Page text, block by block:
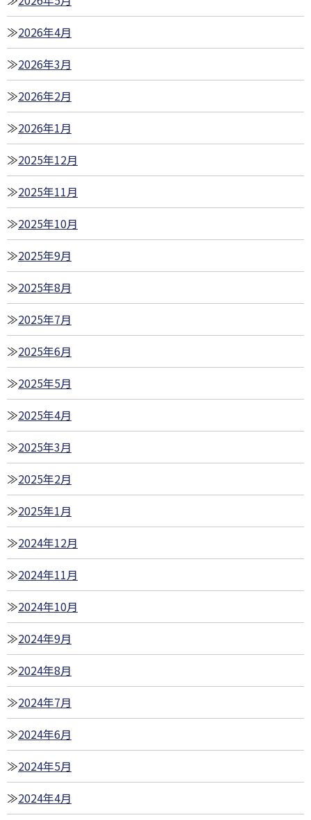
2026年4月
2026年3月
2026年2月
2026年1月
2025年12月
2025年11月
2025年10月
2025年9月
2025年8月
2025年7月
2025年6月
2025年5月
2025年4月
2025年3月
2025年2月
2025年1月
2024年12月
2024年11月
2024年10月
2024年9月
2024年8月
2024年7月
2024年6月
2024年5月
2024年4月